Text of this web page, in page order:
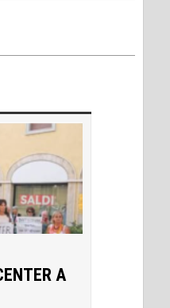
A